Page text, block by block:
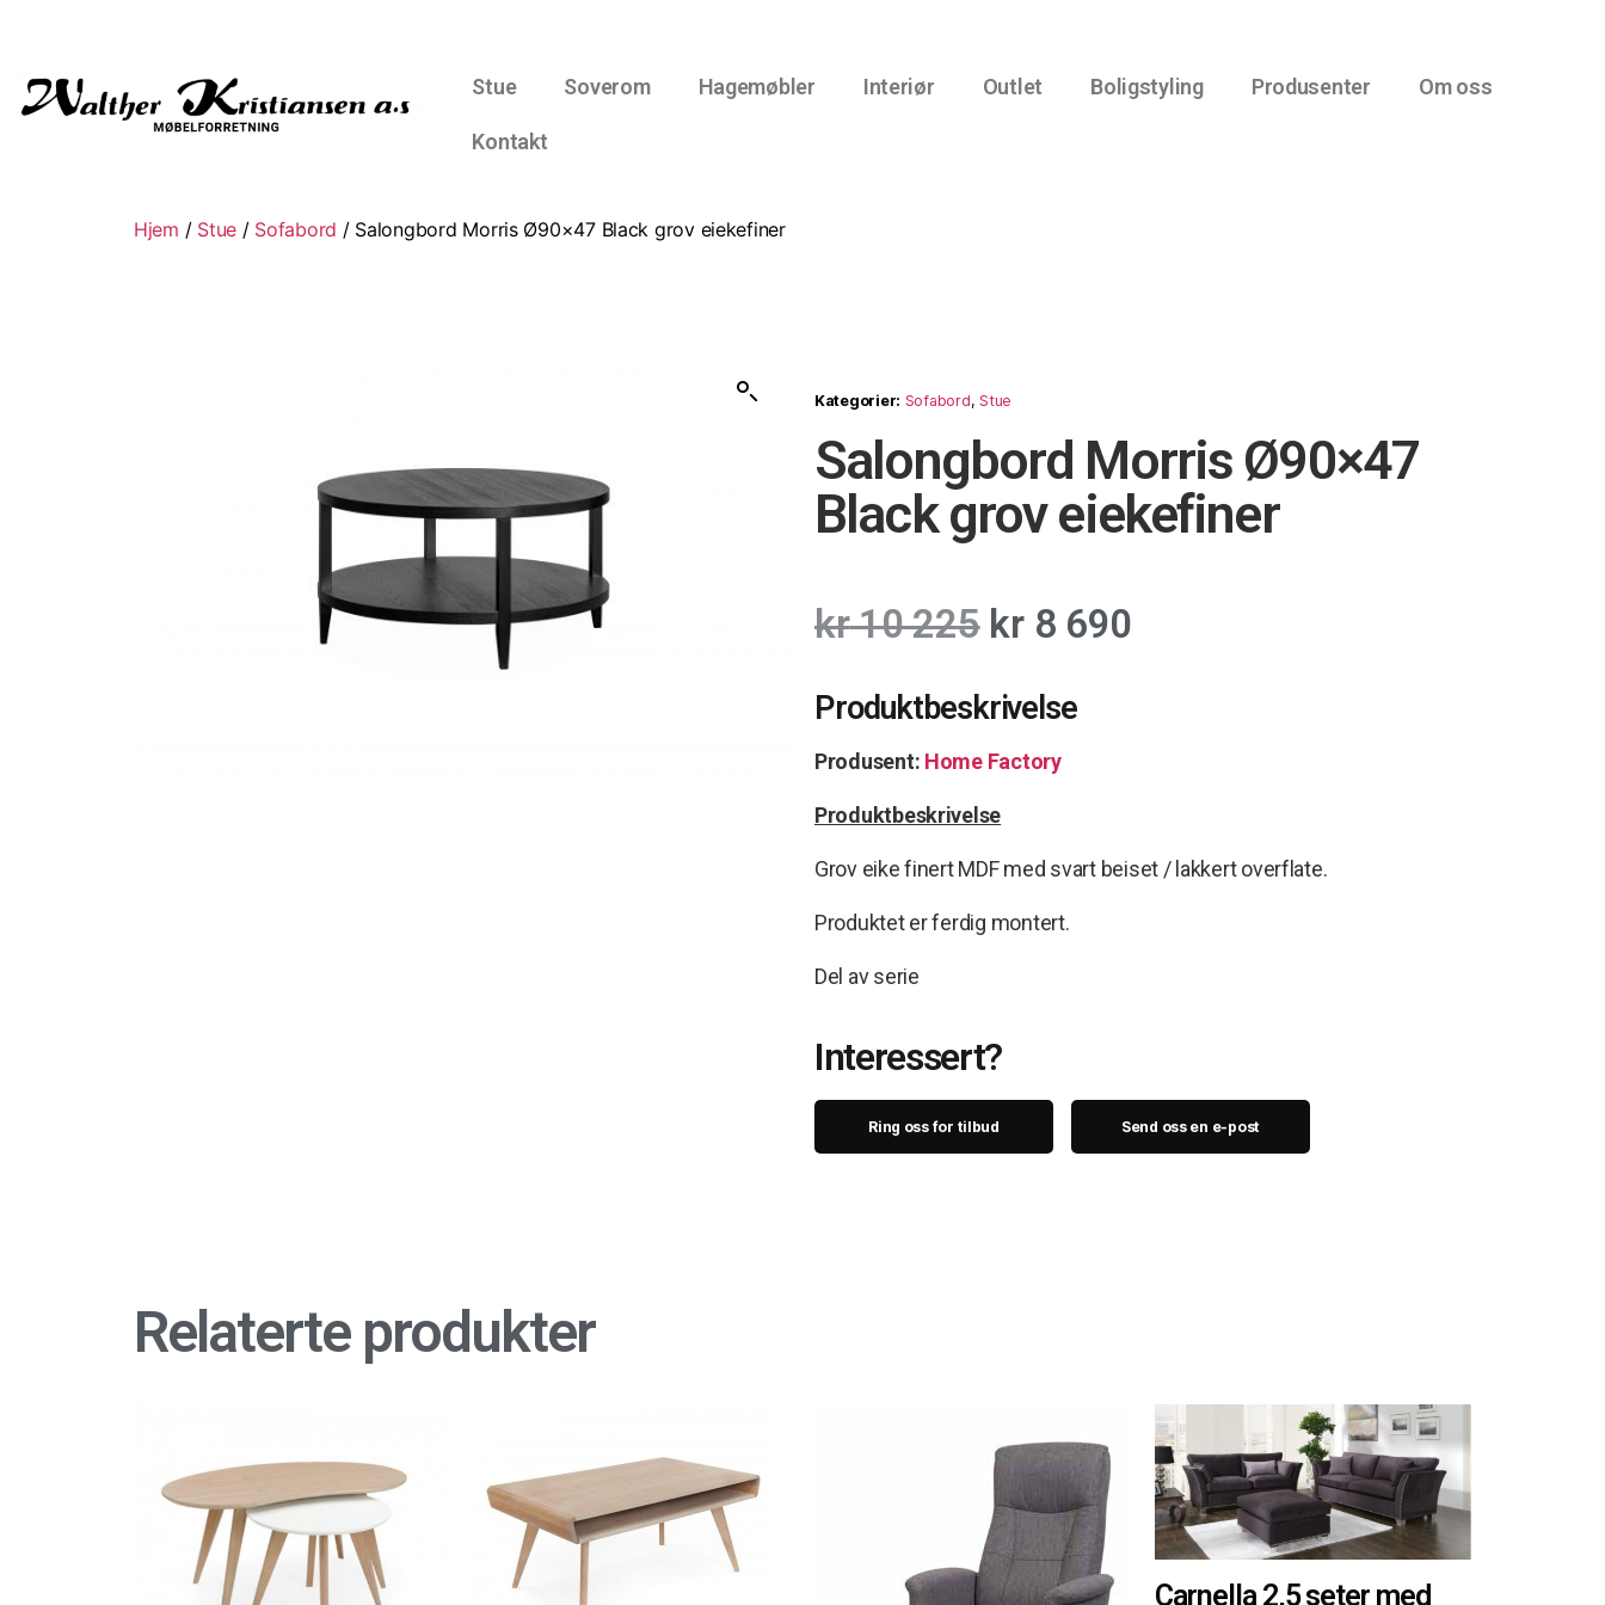
Stue Soverom Hagemøbler Interiør Outlet Boligstyling Produsenter Om oss
Kontakt
Hjem / Stue / Sofabord / Salongbord Morris Ø90×47 Black grov eiekefiner
Kategorier: Sofabord,Stue
Salongbord Morris Ø90×47
Black grov eiekefiner
kr10 225 kr8 690
Produktbeskrivelse
Produsent: Home Factory
Produktbeskrivelse
Grov eike finert MDF med svart beiset / lakkert overflate.
Produktet er ferdig montert.
Del av serie
Interessert?
Ring oss for tilbud Send oss en e-post
Relaterte produkter
Carnella 2,5 seter med